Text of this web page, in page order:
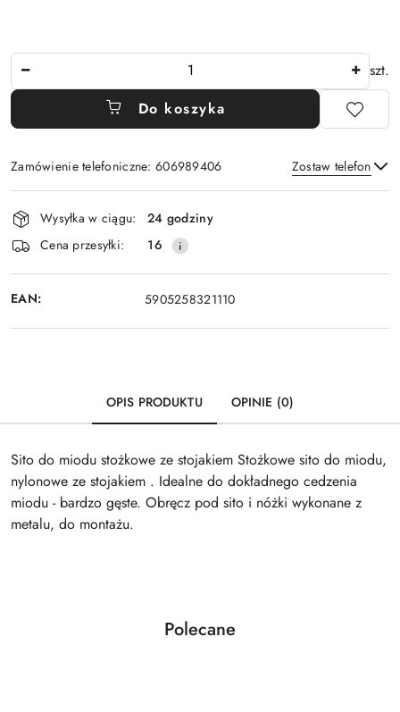
szt.
Do koszyka
Zamówienie telefoniczne: 606989406 Zostaw telefon
Wyślij
Dostępność
i
dostawa
Wysyłka w ciągu:
24 godziny
Cena przesyłki:
16
EAN: 5905258321110
OPIS PRODUKTU OPINIE (0)
Sito do miodu stożkowe ze stojakiem Stożkowe sito do miodu,
nylonowe ze stojakiem . Idealne do dokładnego cedzenia
miodu - bardzo gęste. Obręcz pod sito i nóżki wykonane z
metalu, do montażu.
Pomiń karuzelę produktów
Produkty
Polecane